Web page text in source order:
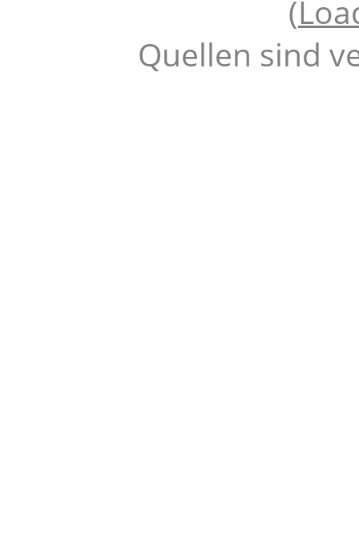
(
Quellen sind